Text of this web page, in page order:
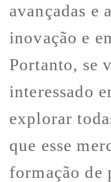
avançadas e
inovação e
Portanto, se
interessado
explorar
que esse
formação de